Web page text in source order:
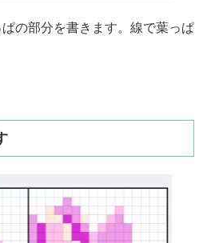
の部分を書きます。線で葉っぱ